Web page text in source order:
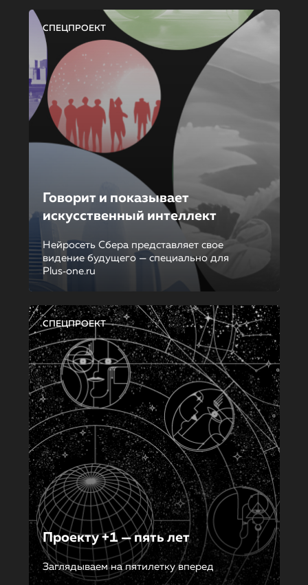
СПЕЦПРОЕКТ
Говорит и показывает
искусственный интеллект
Нейросеть Сбера представляет свое
видение будущего — специально для
Plus‑one.ru
СПЕЦПРОЕКТ
Проекту +1 — пять лет
Заглядываем на пятилетку вперед